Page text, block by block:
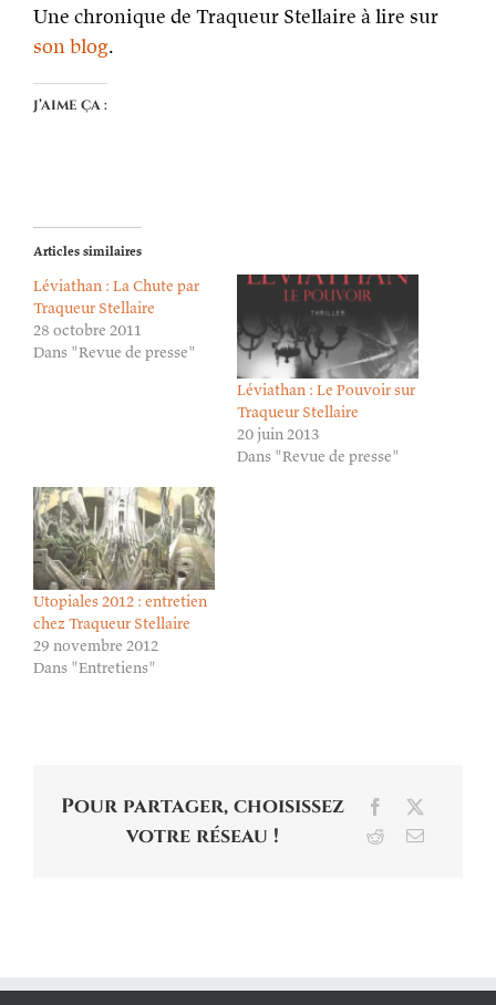
Une chronique de Traqueur Stellaire à lire sur
son blog.
J’aime ça :
Articles similaires
Léviathan : La Chute par
Traqueur Stellaire
28 octobre 2011
Dans "Revue de presse"
Léviathan : Le Pouvoir sur
Traqueur Stellaire
20 juin 2013
Dans "Revue de presse"
Utopiales 2012 : entretien
chez Traqueur Stellaire
29 novembre 2012
Dans "Entretiens"
Pour partager, choisissez
votre réseau !
Facebook
RedditEmail